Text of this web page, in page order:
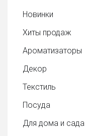
Новинки
Хиты продаж
Ароматизаторы
Декор
Текстиль
Посуда
Для дома и сада